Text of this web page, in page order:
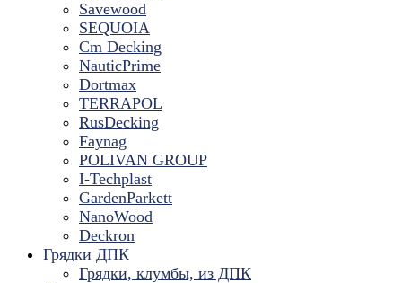
Savewood
SEQUOIA
Cm Decking
NauticPrime
Dortmax
TERRAPOL
RusDecking
Faynag
POLIVAN GROUP
I-Techplast
GardenParkett
NanoWood
Deckron
Грядки ДПК
Грядки, клумбы, из ДПК